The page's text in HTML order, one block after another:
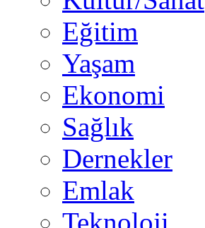
Eğitim
Yaşam
Ekonomi
Sağlık
Dernekler
Emlak
Teknoloji